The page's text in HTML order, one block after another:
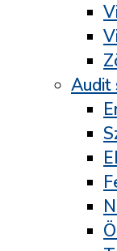
Audit